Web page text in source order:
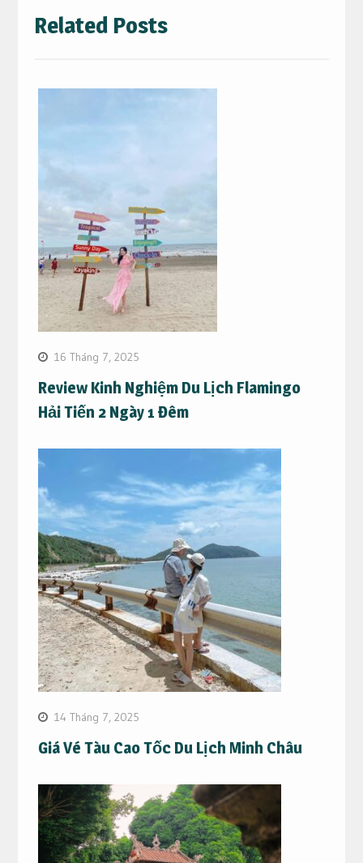
Related Posts
16 Tháng 7, 2025
Review Kinh Nghiệm Du Lịch Flamingo
Hải Tiến 2 Ngày 1 Đêm
14 Tháng 7, 2025
Giá Vé Tàu Cao Tốc Du Lịch Minh Châu